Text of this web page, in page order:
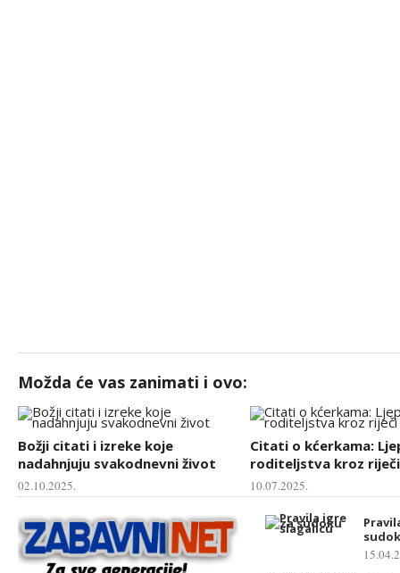
Možda će vas zanimati i ovo:
Božji citati i izreke koje
nadahnjuju svakodnevni život
02.10.2025.
Citati o kćerkama:
roditeljstva kroz riječi
10.07.2025.